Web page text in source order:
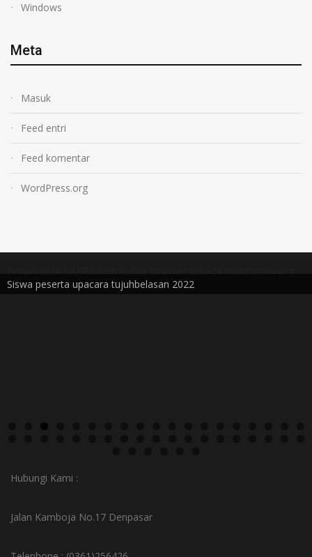
Windows
Meta
Masuk
Feed entri
Feed komentar
WordPress.org
Siswa peserta upacara tujuhbelasan 2022
Hubungi Kami :
Jalan Kamboja No.17 Denpasar